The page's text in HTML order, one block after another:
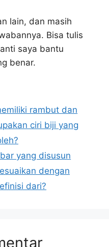
lain, dan masih
Bisa tulis
saya bantu
benar.
rambut dan
ciri biji yang
yang disusun
dengan
dari?